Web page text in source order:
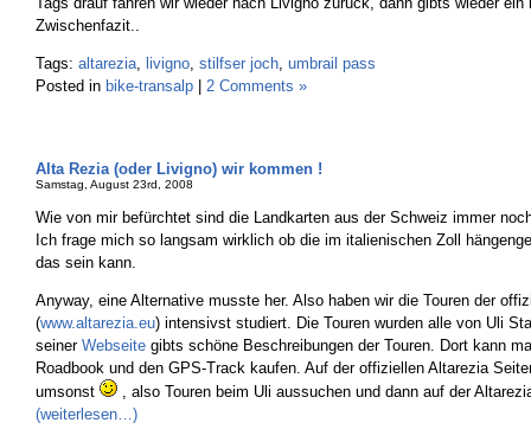
Zwischenfazit..
Tags: altarezia, livigno, stilfser joch, umbrail pass
Posted in bike-transalp 2 Comments »
Alta Rezia (oder Livigno) wir kommen !
Samstag, August 23rd, 2008
Wie von mir befürchtet sind die Landkarten aus der Schweiz immer
Ich frage mich so langsam wirklich ob die im italienischen Zoll
das sein kann.
Anyway, eine Alternative musste her. Also haben wir die Touren der
(www.altarezia.eu) intensivst studiert. Die Touren wurden alle von Uli
seiner Webseite gibts schöne Beschreibungen der Touren. Dort kann
Roadbook und den GPS-Track kaufen. Auf der offiziellen Altarezia
umsonst
, also Touren beim Uli aussuchen und dann auf der
(weiterlesen…)